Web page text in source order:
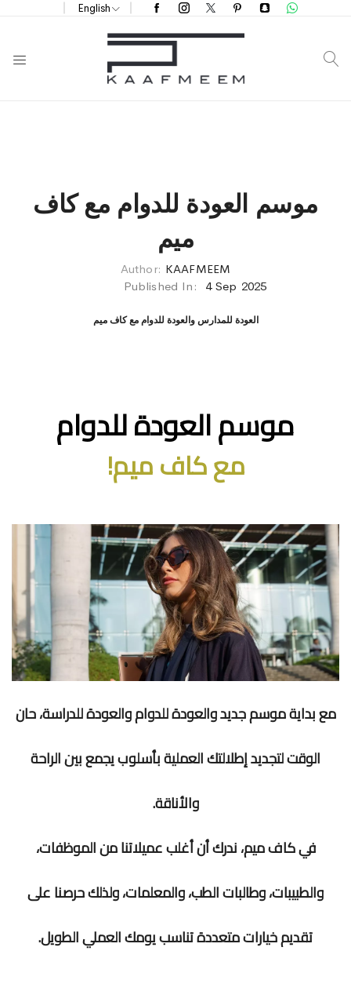
English
موسم العودة للدوام مع كاف
ميم
Author: KAAFMEEM
Published In:
4 Sep 2025
العودة للمدارس والعودة للدوام مع كاف ميم
موسم العودة للدوام
مع كاف ميم!
مع بداية موسم جديد والعودة للدوام والعودة للدراسة، حان
الوقت لتجديد إطلالتك العملية بأسلوب يجمع بين الراحة
والأناقة.
في كاف ميم، ندرك أن أغلب عميلاتنا من الموظفات،
والطبيبات، وطالبات الطب، والمعلمات، ولذلك حرصنا على
تقديم خيارات متعددة تناسب يومك العملي الطويل.